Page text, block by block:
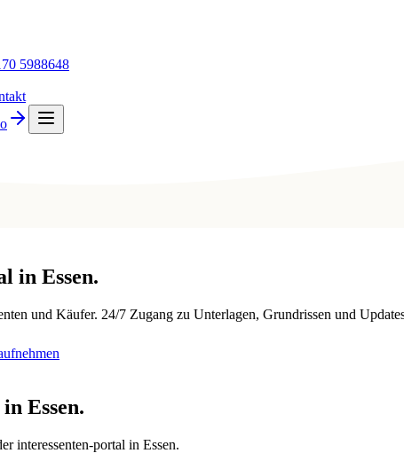
5988648
in Essen.
und Käufer. 24/7 Zugang zu Unterlagen, Grundrissen und
Essen.
interessenten-portal in Essen.